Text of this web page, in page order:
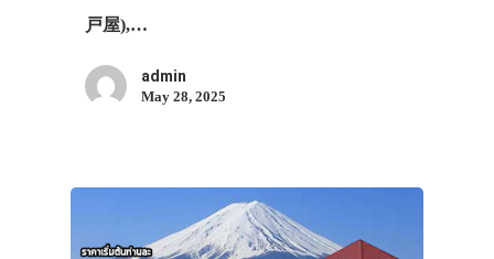
戸屋),…
admin
May 28, 2025